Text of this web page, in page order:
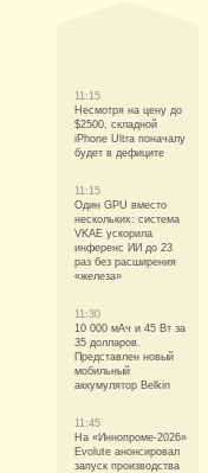
11:15
Несмотря на цену до
$2500, складной
iPhone Ultra поначалу
будет в дефиците
11:15
Один GPU вместо
нескольких: система
VKAE ускорила
инференс ИИ до 23
раз без расширения
«железа»
11:30
10 000 мАч и 45 Вт за
35 долларов.
Представлен новый
мобильный
аккумулятор Belkin
11:45
На «Иннопроме-2026»
Evolute анонсировал
запуск производства